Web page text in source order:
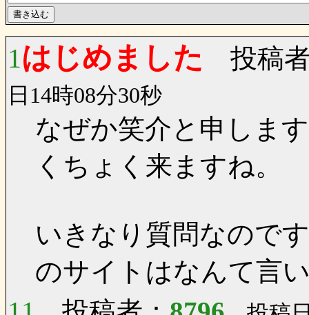
1はじめました 投稿
日14時08分30秒
なぜか笑介と申しま
くちょく来ますね。
いきなり質問なので
のサイトはなんて言